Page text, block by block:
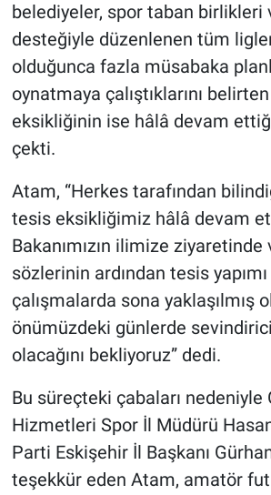
belediyeler, spor taban birlikleri
desteğiyle düzenlenen tüm
olduğunca fazla müsabaka
oynatmaya çalıştıklarını
eksikliğinin ise hâlâ devam
çekti.
Atam, “Herkes tarafından
tesis eksikliğimiz hâlâ devam
Bakanımızın ilimize
sözlerinin ardından tesis
çalışmalarda sona yaklaşılmış
önümüzdeki günlerde
olacağını bekliyoruz” dedi.
Bu süreçteki çabaları nedeniyle
Hizmetleri Spor İl Müdürü Hasan
Parti Eskişehir İl Başkanı
teşekkür eden Atam, amatör